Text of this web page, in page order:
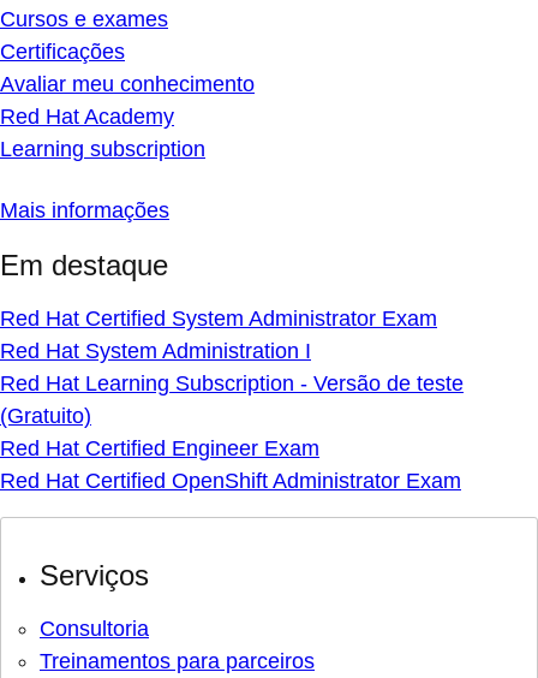
Cursos e exames
Certificações
Avaliar meu conhecimento
Red Hat Academy
Learning subscription
Mais informações
Em destaque
Red Hat Certified System Administrator Exam
Red Hat System Administration I
Red Hat Learning Subscription - Versão de teste
(Gratuito)
Red Hat Certified Engineer Exam
Red Hat Certified OpenShift Administrator Exam
Serviços
Consultoria
Treinamentos para parceiros